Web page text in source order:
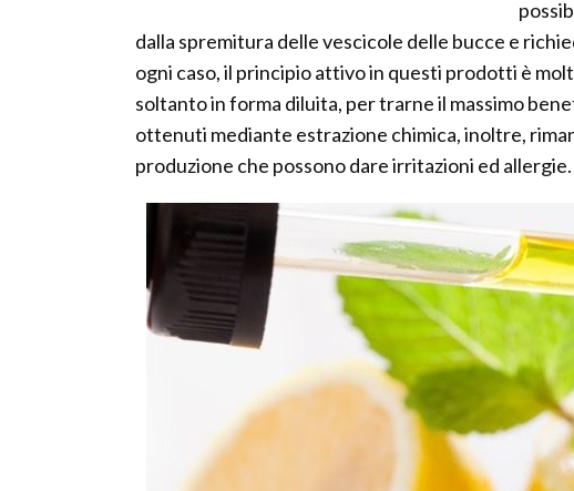
dalla spremitura delle vescicole delle bucce e
ogni caso, il principio attivo in questi prodotti è
soltanto in forma diluita, per trarne il massimo
ottenuti mediante estrazione chimica, inoltre,
produzione che possono dare irritazioni ed allergie.